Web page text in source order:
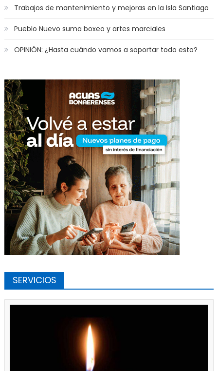
Trabajos de mantenimiento y mejoras en la Isla Santiago
Pueblo Nuevo suma boxeo y artes marciales
OPINIÓN: ¿Hasta cuándo vamos a soportar todo esto?
SERVICIOS